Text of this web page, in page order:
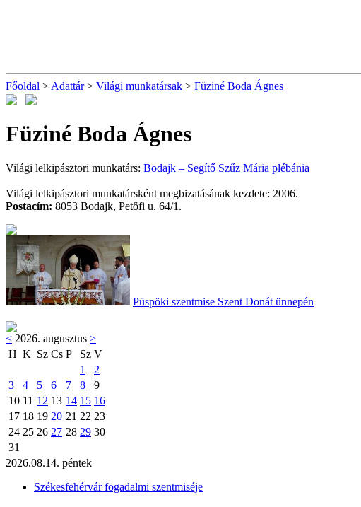
Főoldal > Adattár> Világi munkatársak > Füziné Boda Ágnes
Füziné Boda Ágnes
Világi lelkipásztori munkatárs: Bodajk – Segítő Szűz Mária plébánia
Világi lelkipásztori munkatársként megbizatásának kezdete: 2006.
Postacím: 8053 Bodajk, Petőfi u. 64/1.
Püspöki szentmise Szent Donát ünnepén
< 2026. augusztus >
H K Sz Cs P Sz V
1
2
3
4 5 6 7 8
9
10 11 12 13 14 15 16
17 18 19 20 21 22 23
24 25 26 27 28 29 30
31
2026.08.14. péntek
Székesfehérvár fogadalmi szentmiséje